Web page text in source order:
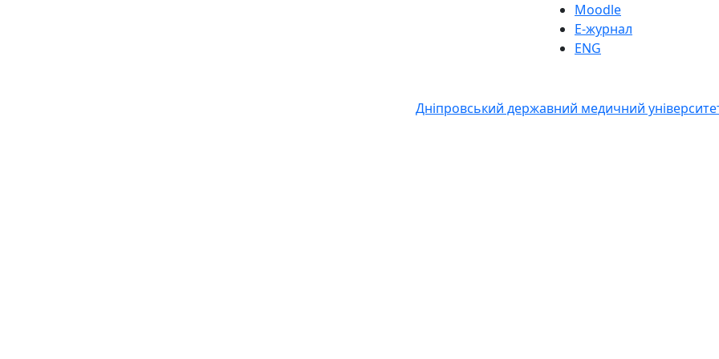
Moodle
Е-журнал
ENG
Дніпровський державний медичний